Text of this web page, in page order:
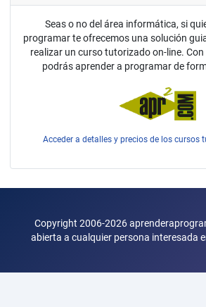
Seas o no del área informática, si
programar te ofrecemos una solución
realizar un curso tutorizado on-line. Con
podrás aprender a programar de
Acceder a detalles y precios de los cursos
Copyright 2006-2026
abierta a cualquier persona interesada